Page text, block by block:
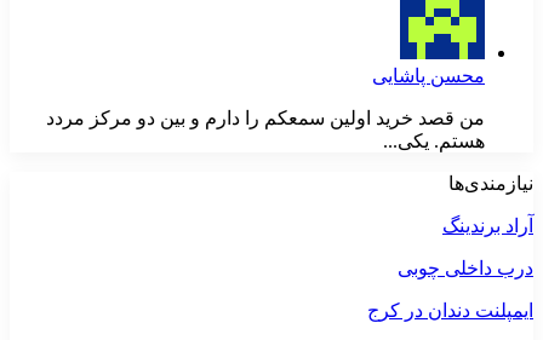
محسن پاشایی
من قصد خرید اولین سمعکم را دارم و بین دو مرکز مردد
هستم. یکی...
نیازمندی‌ها
آراد برندینگ
درب داخلی چوبی
ایمپلنت دندان در کرج